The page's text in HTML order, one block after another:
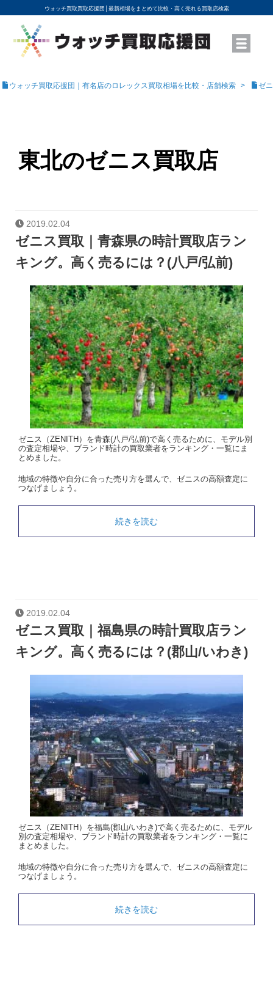
ウォッチ買取買取応援団│ 最新相場をまとめて比較・高く売れる買取店検索
YouTubeで動画を公開中
ROLEXモデル名から買取相場を調べる
高級時計ブランド名から買取相場を調べる
地域から買取店を探す
店舗名から買取店を探す
ブランド時計を高く売る方法
買取査定を依頼する
ウォッチ買取応援団｜有名店のロレックス買取相場を比較・店舗検索 ゼ
東北のゼニス買取店
2019.02.04
ゼニス買取｜青森県の時計買取店ラン
キング。高く売るには？(八戸/弘前)
ゼニス（ZENITH）を青森(八戸/弘前)で高く売るために、モデル別
の査定相場や、ブランド時計の買取業者をランキング・一覧にま
とめました。
地域の特徴や自分に合った売り方を選んで、ゼニスの高額査定に
つなげましょう。
続きを読む
2019.02.04
ゼニス買取｜福島県の時計買取店ラン
キング。高く売るには？(郡山/いわき)
ゼニス（ZENITH）を福島(郡山/いわき)で高く売るために、モデル
別の査定相場や、ブランド時計の買取業者をランキング・一覧に
まとめました。
地域の特徴や自分に合った売り方を選んで、ゼニスの高額査定に
つなげましょう。
続きを読む